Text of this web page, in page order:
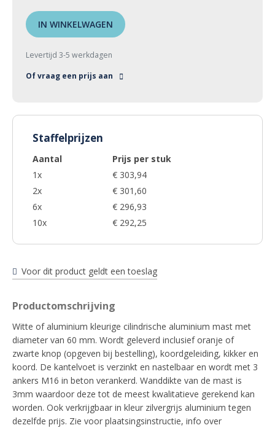
IN WINKELWAGEN
Levertijd 3-5 werkdagen
Of vraag een prijs aan
Staffelprijzen
Aantal
Prijs per stuk
1x
€ 303,94
2x
€ 301,60
6x
€ 296,93
10x
€ 292,25
Voor dit product geldt een toeslag
Productomschrijving
Witte of aluminium kleurige cilindrische aluminium mast met
diameter van 60 mm. Wordt geleverd inclusief oranje of
zwarte knop (opgeven bij bestelling), koordgeleiding, kikker en
koord. De kantelvoet is verzinkt en nastelbaar en wordt met 3
ankers M16 in beton verankerd. Wanddikte van de mast is
3mm waardoor deze tot de meest kwalitatieve gerekend kan
worden. Ook verkrijgbaar in kleur zilvergrijs aluminium tegen
dezelfde prijs. Zie voor plaatsingsinstructie, info over